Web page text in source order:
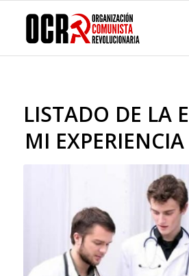
LISTADO DE LA
MI